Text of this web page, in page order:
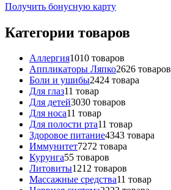
Получить бонусную карту
Категории товаров
Аллергия1010 товаров
Аппликаторы Ляпко2626 товаров
Боли и ушибы2424 товара
Для глаз11 товар
Для детей3030 товаров
Для носа11 товар
Для полости рта11 товар
Здоровое питание4343 товара
Иммунитет7272 товара
Курунга55 товаров
Литовиты1212 товаров
Массажные средства11 товар